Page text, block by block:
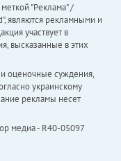
"Реклама" /
являются рекламными и
участвует в
высказанные в этих
и оценочные суждения,
украинскому
рекламы несет
медиа - R40-05097